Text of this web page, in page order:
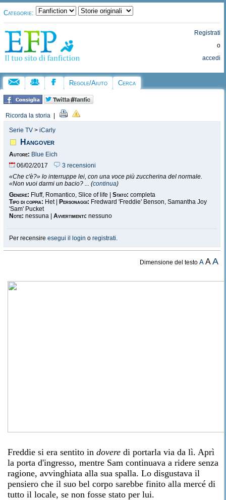
Categorie:
Registrati
o
accedi
Regole/Aiuto Cerca
Ricorda la storia
Serie TV > iCarly
Hangover
Autore: Blue Eich
06/02/2017
3 recensioni
«Che c'è?» lo interruppe lei, con una voce più zuccherina del normale.
«Non vuoi darmi un bacio? ... (continua)
Genere: Fluff, Romantico, Slice of life | Stato: completa
Tipo di coppia: Het | Personaggi: Fredward 'Freddie' Benson, Samantha Joy
'Sam' Pucket
Note: nessuna | Avvertimenti: nessuno
Per recensire esegui il login o registrati.
Dimensione del testoA AA
Freddie si era sentito in dovere di portarla via da lì. Aprì
la porta d'ingresso, mentre Sam continuava a ridere senza
ragione, avvinghiata alla sua spalla. Lo disgustava il
pensiero che il suo bel corpo sarebbe finito alla mercé di
tutto il locale, se non fosse stato per lui.